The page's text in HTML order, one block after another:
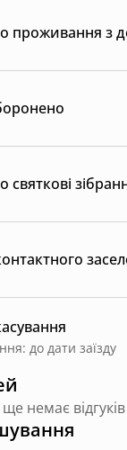
проживання з
до дати заїзду
немає відгуків